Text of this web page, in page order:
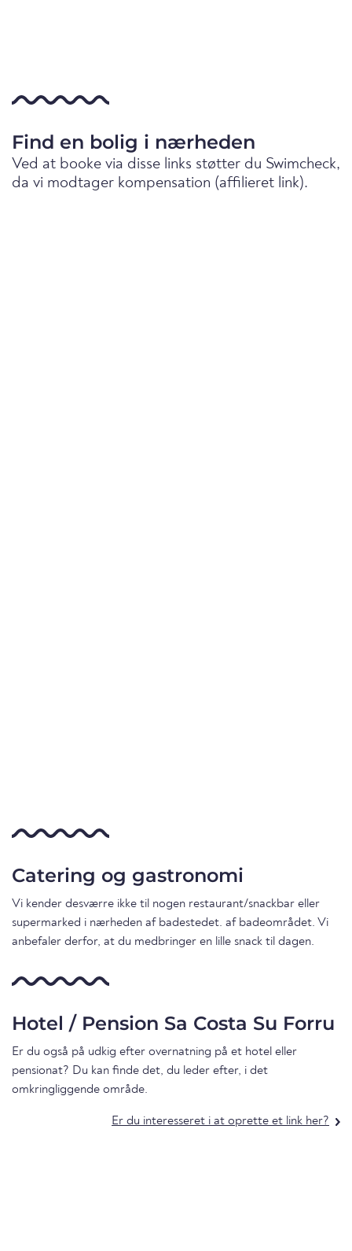
Find en bolig i nærheden
Ved at booke via disse links støtter du Swimcheck,
da vi modtager kompensation (affilieret link).
Catering og gastronomi
Vi kender desværre ikke til nogen restaurant/snackbar eller
supermarked i nærheden af badestedet. af badeområdet. Vi
anbefaler derfor, at du medbringer en lille snack til dagen.
Hotel / Pension Sa Costa Su Forru
Er du også på udkig efter overnatning på et hotel eller
pensionat? Du kan finde det, du leder efter, i det
omkringliggende område.
Er du interesseret i at oprette et link her?